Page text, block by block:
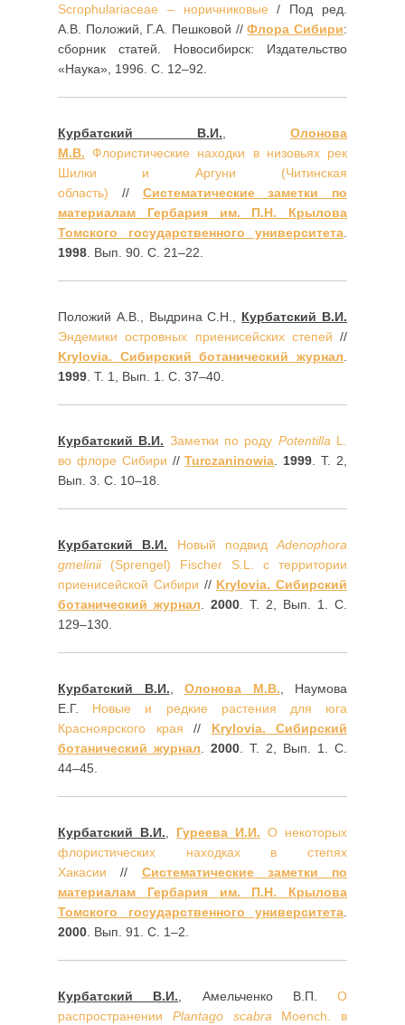
Scrophulariaceae – норичниковые / Под ред.
А.В. Положий, Г.А. Пешковой //Флора Сибири:
сборник статей. Новосибирск: Издательство
«Наука», 1996. С. 12–92.
Курбатский В.И., Олонова
М.В. Флористические находки в низовьях рек
Шилки и Аргуни (Читинская
область) // Систематические заметки по
материалам Гербария им. П.Н. Крылова
Томского государственного университета.
1998. Вып. 90. С. 21–22.
Положий А.В., Выдрина С.Н., Курбатский В.И.
Эндемики островных приенисейских степей //
Krylovia. Сибирский ботанический журнал.
1999. Т. 1, Вып. 1. С. 37–40.
Курбатский В.И. Заметки по роду PotentillaL.
во флоре Сибири //Turczaninowia.1999. Т. 2,
Вып. 3. С. 10–18.
Курбатский В.И. Новый подвидAdenophora
gmelinii(Sprengel) Fischer S.L. с территории
приенисейской Сибири // Krylovia. Сибирский
ботанический журнал. 2000. Т. 2, Вып. 1. С.
129–130.
Курбатский В.И., Олонова M.B., Наумова
Е.Г. Новые и редкие растения для юга
Красноярского края // Krylovia. Сибирский
ботанический журнал. 2000. Т. 2, Вып. 1. С.
44–45.
Курбатский В.И., Гуреева И.И. О некоторых
флористических находках в степях
Хакасии // Систематические заметки по
материалам Гербария им. П.Н. Крылова
Томского государственного университета.
2000. Вып. 91. С. 1–2.
Курбатский В.И., Амельченко В.П. О
распространении Plantago scabraMoench. в